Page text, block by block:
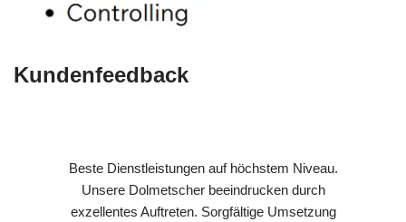
Kundenfeedback
Beste Dienstleistungen auf höchstem Niveau.
Unsere Dolmetscher beeindrucken durch
exzellentes Auftreten. Sorgfältige Umsetzung